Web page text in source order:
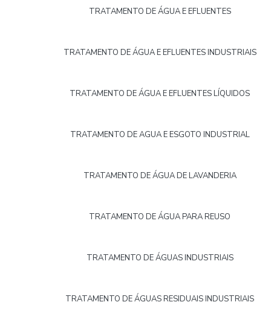
TRATAMENTO DE ÁGUA E EFLUENTES
TRATAMENTO DE ÁGUA E EFLUENTES INDUSTRIAIS
TRATAMENTO DE ÁGUA E EFLUENTES LÍQUIDOS
TRATAMENTO DE AGUA E ESGOTO INDUSTRIAL
TRATAMENTO DE ÁGUA DE LAVANDERIA
TRATAMENTO DE ÁGUA PARA REUSO
TRATAMENTO DE ÁGUAS INDUSTRIAIS
TRATAMENTO DE ÁGUAS RESIDUAIS INDUSTRIAIS